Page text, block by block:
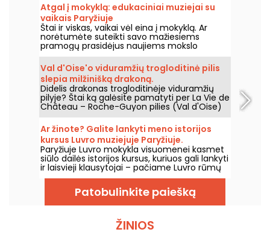
Atgal į mokyklą: edukaciniai muziejai su
vaikais Paryžiuje
Štai ir viskas, vaikai vėl eina į mokyklą. Ar
norėtumėte suteikti savo mažiesiems
pramogų prasidėjus naujiems mokslo
metams? Jei taip, siūlome jums edukacinių
muziejų Paryžiuje pasirinkimą, kad net ir su
vaikais galėtumėte smagiai išmokti daugybę
dalykų!
Val d'Oise'o viduramžių trogloditinė pilis
slepia milžinišką drakoną.
Didelis drakonas trogloditinėje viduramžių
pilyje? Štai ką galėsite pamatyti per La Vie de
Château – Roche-Guyon pilies (Val d'Oise)
šiuolaikinio meno parodą, kuri vyks nuo 2026
m. birželio 20 d. iki lapkričio 1 d.
Ar žinote? Galite lankyti meno istorijos
kursus Luvro muziejuje Paryžiuje.
Paryžiuje Luvro mokykla visuomenei kasmet
siūlo dailės istorijos kursus, kuriuos gali lankyti
ir laisvieji klausytojai – pačiame Luvro rūmų
centre, nuo rugsėjo iki birželio. Muziejus
kartais organizuoja ir nemokamas paskaitas.
Tai puiki proga tapti tikru dailės istorijos
žinovu!
Patobulinkite paiešką
ŽINIOS